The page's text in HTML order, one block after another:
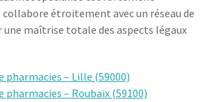
collabore étroitement avec un réseau de
maîtrise totale des aspects légaux
pharmacies – Lille (59000)
pharmacies – Roubaix (59100)